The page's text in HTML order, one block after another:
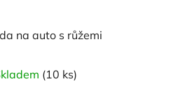
na auto s růžemi
hodnocení
(10 ks)